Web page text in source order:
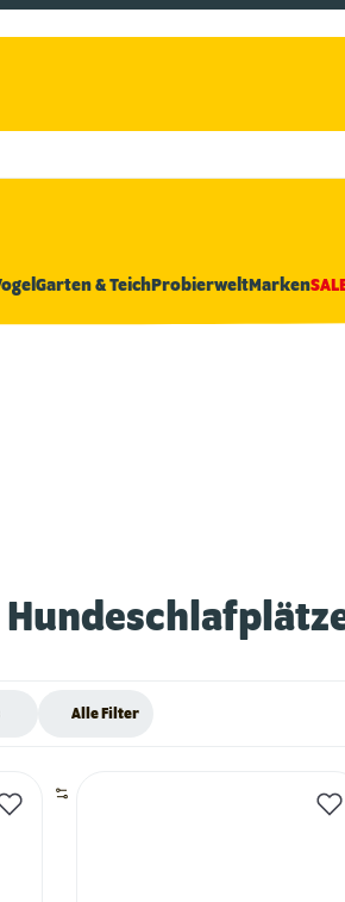
Garten & TeichProbierweltMarken
Alle Filter